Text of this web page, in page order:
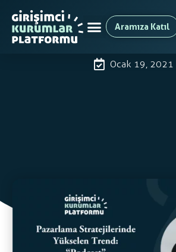
Aramıza Katıl
Pazarlama
Ocak 19, 2021